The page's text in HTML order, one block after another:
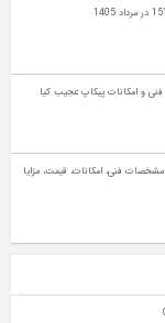
و امکانات پیکاپ عجیب کیا
2026 در ایران | مشخصات فنی، امکانات، قیمت، مزایا